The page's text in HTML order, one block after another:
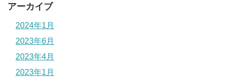
アーカイブ
2024年1月
2023年6月
2023年4月
2023年1月